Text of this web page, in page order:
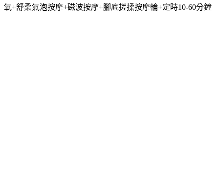
氧+舒柔氣泡按摩+磁波按摩+腳底搓揉按摩輪+定時10-60分鐘